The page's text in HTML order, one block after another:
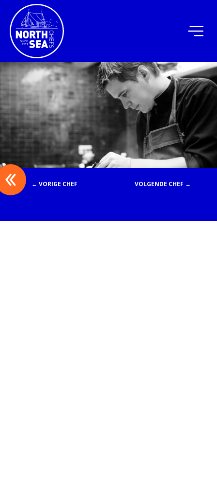
← VORIGE CHEF VOLGENDE CHEF →